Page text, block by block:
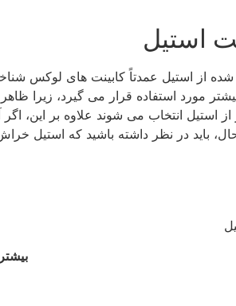
استیل
از استیل عمدتاً کابینت های لوکس
مورد استفاده قرار می گیرد، زیرا
از استیل انتخاب می شوند علاوه بر این،
باید در نظر داشته باشید که استیل